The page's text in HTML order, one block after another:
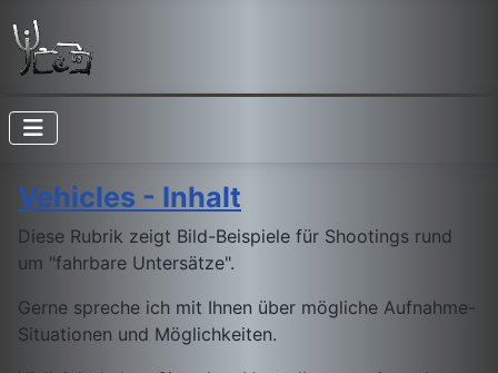
Vehicles - Inhalt
Diese Rubrik zeigt Bild-Beispiele für Shootings rund
um "fahrbare Untersätze".
Gerne spreche ich mit Ihnen über mögliche Aufnahme-
Situationen und Möglichkeiten.